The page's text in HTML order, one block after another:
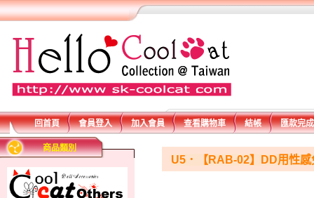
回首頁 會員登入 加入會員 查看購物車 結帳 匯款完
商品類別
U5．【RAB-02】DD用性